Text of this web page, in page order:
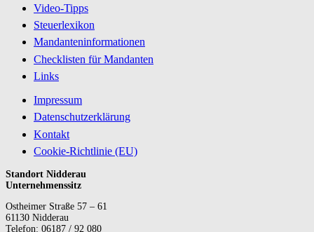
Video-Tipps
Steuerlexikon
Mandanteninformationen
Checklisten für Mandanten
Links
Impressum
Datenschutzerklärung
Kontakt
Cookie-Richtlinie (EU)
Standort Nidderau
Unternehmenssitz
Ostheimer Straße 57 – 61
61130 Nidderau
Telefon: 06187 / 92 080